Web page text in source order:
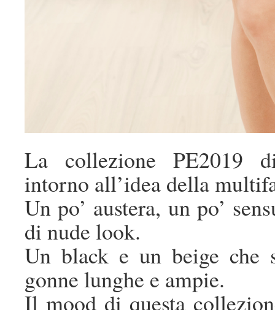
La collezione PE2019
intorno all’idea della
Un po’ austera, un po’
di nude look.
Un black e un beige
gonne lunghe e ampie.
Il mood di questa